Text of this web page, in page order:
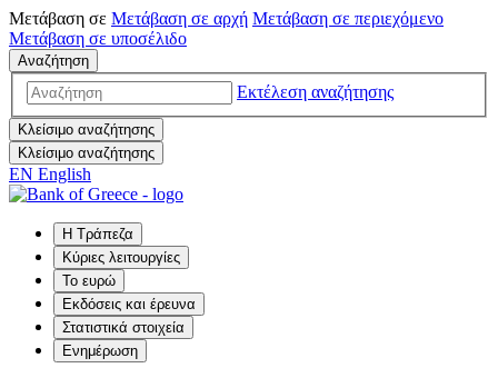
Μετάβαση σε Μετάβαση σε αρχή Μετάβαση σε περιεχόμενο
Μετάβαση σε υποσέλιδο
Αναζήτηση
Εκτέλεση αναζήτησης
Κλείσιμο αναζήτησης
Κλείσιμο αναζήτησης
EN English
Η Τράπεζα
Κύριες λειτουργίες
Το ευρώ
Εκδόσεις και έρευνα
Στατιστικά στοιχεία
Ενημέρωση